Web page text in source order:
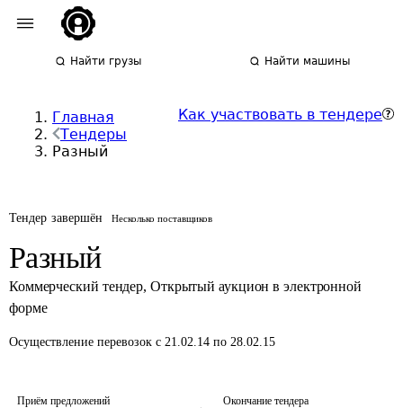
Найти грузы Найти машины
Главная
Тендеры
Разный
Как участвовать в тендере
Тендер завершён Несколько поставщиков
Разный
Коммерческий тендер, Открытый аукцион в электронной
форме
Осуществление перевозок с 21.02.14 по 28.02.15
Приём предложений
Окончание тендера